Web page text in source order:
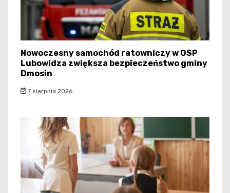
Nowoczesny samochód ratowniczy w OSP
Lubowidza zwiększa bezpieczeństwo gminy
Dmosin
7 sierpnia 2026